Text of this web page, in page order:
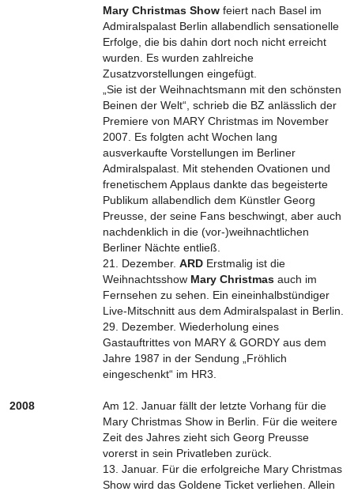
Mary Christmas Show feiert nach Basel im
Admiralspalast Berlin allabendlich sensationelle
Erfolge, die bis dahin dort noch nicht erreicht
wurden. Es wurden zahlreiche
Zusatzvorstellungen eingefügt.
„Sie ist der Weihnachtsmann mit den schönsten
Beinen der Welt“, schrieb die BZ anlässlich der
Premiere von MARY Christmas im November
2007. Es folgten acht Wochen lang
ausverkaufte Vorstellungen im Berliner
Admiralspalast. Mit stehenden Ovationen und
frenetischem Applaus dankte das begeisterte
Publikum allabendlich dem Künstler Georg
Preusse, der seine Fans beschwingt, aber auch
nachdenklich in die (vor-)weihnachtlichen
Berliner Nächte entließ.
21. Dezember. ARD Erstmalig ist die
Weihnachtsshow Mary Christmas auch im
Fernsehen zu sehen. Ein eineinhalbstündiger
Live-Mitschnitt aus dem Admiralspalast in Berlin.
29. Dezember. Wiederholung eines
Gastauftrittes von MARY & GORDY aus dem
Jahre 1987 in der Sendung „Fröhlich
eingeschenkt“ im HR3.
2008
Am 12. Januar fällt der letzte Vorhang für die
Mary Christmas Show in Berlin. Für die weitere
Zeit des Jahres zieht sich Georg Preusse
vorerst in sein Privatleben zurück.
13. Januar. Für die erfolgreiche Mary Christmas
Show wird das Goldene Ticket verliehen. Allein